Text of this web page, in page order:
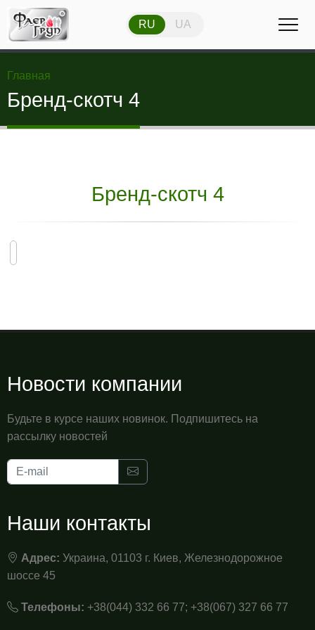
RU UA RU UA
Главная
Бренд-скотч 4
Бренд-скотч 4
Новости компании
Будьте в курсе наших новинок. Подпишитесь на
рассылку новостей
Наши контакты
Адрес: Украина, 01103 г. Киев, Железнодорожное
шоссе 45
Телефоны: +38(044) 332 66 77; +38(067) 327 66 77